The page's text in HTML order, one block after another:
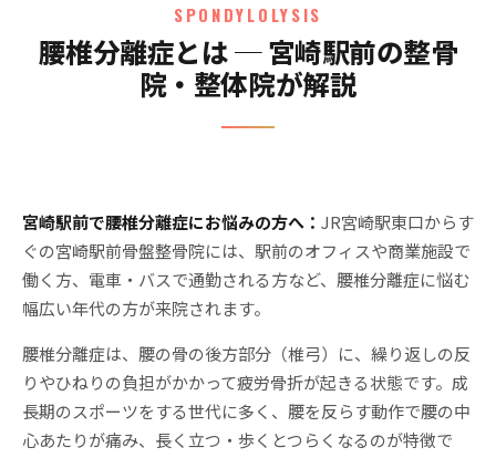
SPONDYLOLYSIS
腰椎分離症とは ─ 宮崎駅前の整骨
院・整体院が解説
宮崎駅前で腰椎分離症にお悩みの方へ： JR宮崎駅東口からす
ぐの宮崎駅前骨盤整骨院には、駅前のオフィスや商業施設で
働く方、電車・バスで通勤される方など、腰椎分離症に悩む
幅広い年代の方が来院されます。
腰椎分離症は、腰の骨の後方部分（椎弓）に、繰り返しの反
りやひねりの負担がかかって疲労骨折が起きる状態です。成
長期のスポーツをする世代に多く、腰を反らす動作で腰の中
心あたりが痛み、長く立つ・歩くとつらくなるのが特徴で